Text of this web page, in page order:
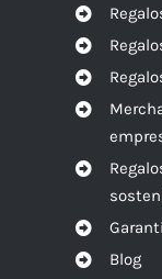
Blog